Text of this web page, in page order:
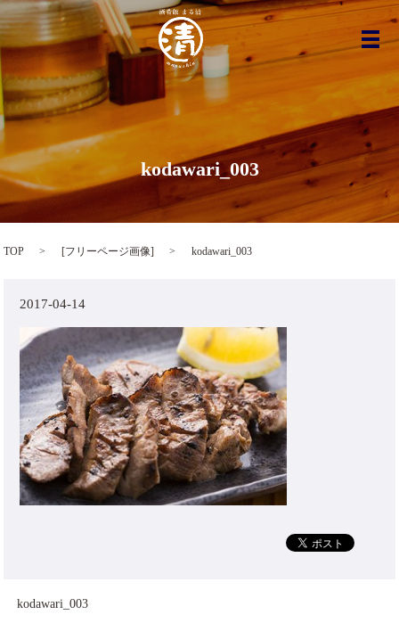
メ
kodawari_003
TOP [フリーページ画像] kodawari_003
2017-04-14
kodawari_003